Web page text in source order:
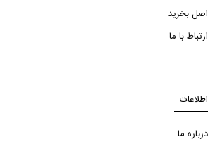
اصل بخرید
ارتباط با ما
اطلاعات
درباره ما